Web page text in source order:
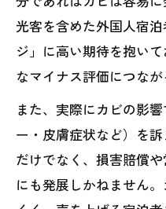
光客を含めた外国人宿
ジ」に高い期待を抱い
なマイナス評価につな
また、実際にカビの影
ー・皮膚症状など）を
だけでなく、損害賠償
にも発展しかねません